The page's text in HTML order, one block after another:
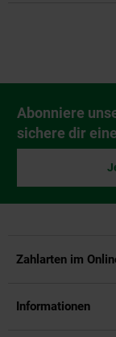
Newsletter
Abonniere
sichere dir
Zahlarten im
Informationen